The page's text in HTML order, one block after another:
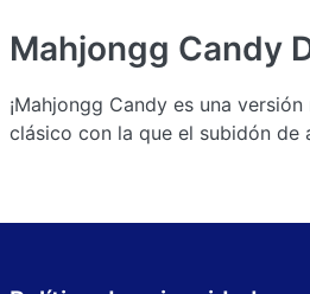
Mahjongg Candy
¡Mahjongg Candy es una
clásico con la que el subidón de